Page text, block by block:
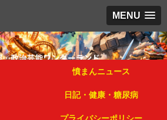
MENU
憤まんニュース
日記・健康・糖尿病